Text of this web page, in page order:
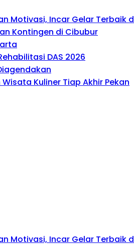
Motivasi, Incar Gelar Terbaik
Kontingen di Cibubur
DAS 2026
Kuliner Tiap Akhir Pekan
Motivasi, Incar Gelar Terbaik